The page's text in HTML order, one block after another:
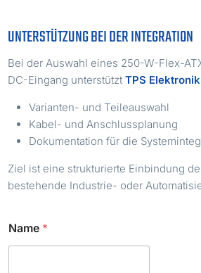
UNTERSTÜTZUNG BEI DER INTEGRATION
Bei der Auswahl eines 250-W-Flex-
DC-Eingang unterstütztTPS Elektronik
Varianten- und Teileauswahl
Kabel- und Anschlussplanung
Dokumentation für die
Ziel ist eine strukturierte Einbindung
bestehende Industrie- oder
Name *